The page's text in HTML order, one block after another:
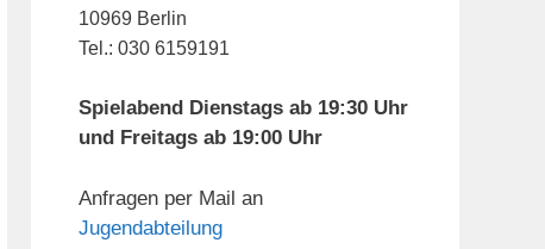
10969 Berlin
Tel.: 030 6159191
Spielabend Dienstags ab 19:30 Uhr
und Freitags ab 19:00 Uhr
Anfragen per Mail an
Jugendabteilung